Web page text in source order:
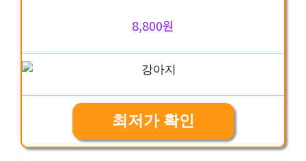
8,800원
최저가 확인